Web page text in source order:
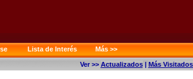
Lista de Interés
Más >>
Ver >> Actualizados| Más